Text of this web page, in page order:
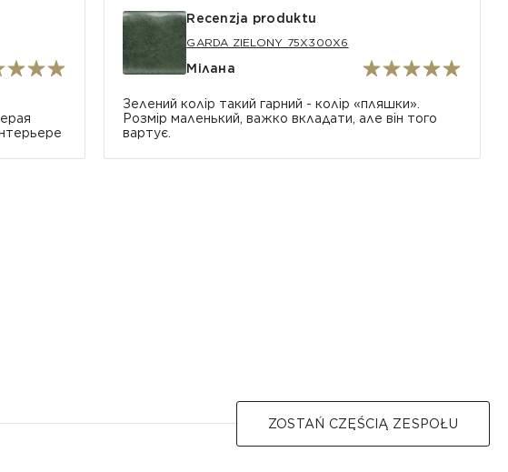
Recenzja produktu
GARDA ZIELONY 75X300X6
Мілана
Зелений колір такий гарний - колір «пляшки».
Розмір маленький, важко вкладати, але він того
вартує.
ZOSTAŃ CZĘŚCIĄ ZESPOŁU